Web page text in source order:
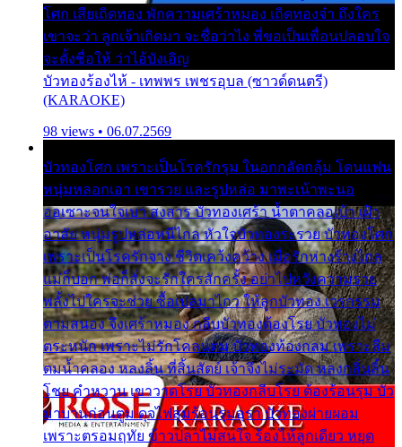
โศก เสียเถิดทอง พักความเศร้าหมอง เถิดทองจ๋า ถึงใคร
เขาจะว่า ลูกเจ้าเกิดมา จะชื่อว่าไง พี่ขอเป็นเพื่อนปลอบใจ
จะตั้งชื่อให้ ว่าไอ้บังเอิญ
บัวทองร้องไห้ - เทพพร เพชรอุบล (ซาวด์ดนตรี)
(KARAOKE)
98 views • 06.07.2569
บัวทองโศก เพราะเป็นโรครักรุม ในอกกลัดกลุ้ม โดนแฟน
หนุ่มหลอกเอา เขารวย และรูปหล่อ มาพะเน้าพะนอ
ออเซาะจนใจเบา สงสาร บัวทองเศร้า น้ำตาคลอเบ้า เฝ้า
อาลัย หนุ่มรูปหล่อหนีไกล หัวใจบัวทองระรวย บัวทองโศก
เพราะเป็นโรครักจาง ชีวิตเคว้งคว้าง เมื่อรักห่างร้างไกล
แม่ก็บอก พ่อก็สั่งจะรักใครสักครั้ง อย่าไปหวังความรวย
พลั้งไปใครจะช่วย ซื้อเปลมาไกว ให้ลูกบัวทอง เวรกรรม
ตามสนอง จึงเศร้าหมอง กลีบบัวทองต้องโรย บัวทองไม่
ตระหนัก เพราะไม่รักโคลนตม บัวทองท้องกลม เพราะลืม
ตมน้ำคลอง หลงลิ้น ที่สิ้นสัตย์ เจ้าจึงไม่ระมัด หลงกลิ่นลิ้น
โชย คำหวาน เขาวาดโรย บัวทองกลีบโรย ต้องร้อนรุม บัว
มาบานก่อนตูม ดุจไฟสุมร้อนรุมอุรา บัวทองผ่ายผอม
เพราะตรอมฤทัย ข้าวปลาไม่สนใจ ร้องไห้ลูกเดียว หยุด